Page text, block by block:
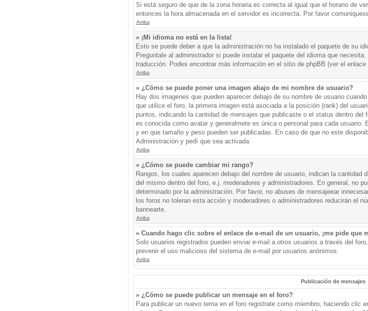
Si está seguro de que de la zona horaria es correcta al igual que el horario de
entonces la hora almacenada en el servidor es incorrecta. Por favor
Arriba
» ¡Mi idioma no está en la lista!
Esto se puede deber a que la administración no ha instalado el paquete de su
Preguntale al administrador si puede instalar el paquete del idioma que
traducción. Podes encontrar más información en el sitio de phpBB (ver el enlace
Arriba
» ¿Cómo se puede poner una imagen abajo de mi nombre de usuario?
Hay dos imagenes que pueden aparecer debajo de su nombre de usuario
que utilice el foro, la primera imagen está asociada a la posición (rank) del
puntos, indicando la cantidad de mensajes que publicaste o el status dentro del
es conocida como avatar y generalmete es única o personal para cada
y en que tamaño y peso pueden ser publicadas. En caso de que no este
Administración y pedí que sea activada.
Arriba
» ¿Cómo se puede cambiar mi rango?
Rangos, los cuales aparecen debajo del nombre de usuario, indican la cantidad
del mismo dentro del foro, e.j. moderadores y administradores. En general, no
determinado por la administración. Por favor, no abuses de mensajeear
los foros no toleran esta acción y moderadores o administradores reducirán el
bannearte.
Arriba
» Cuando hago clic sobre el enlace de e-mail de un usuario, ¡me pide que
Solo usuarios registrados pueden enviar e-mail a otros usuarios a través del
prevenir el uso malicioso del sistema de e-mail por usuarios anónimos.
Arriba
Publicación de mensajes
» ¿Cómo se puede publicar un mensaje en el foro?
Para publicar un nuevo tema en el foro registrate como miembro, haciendo clic